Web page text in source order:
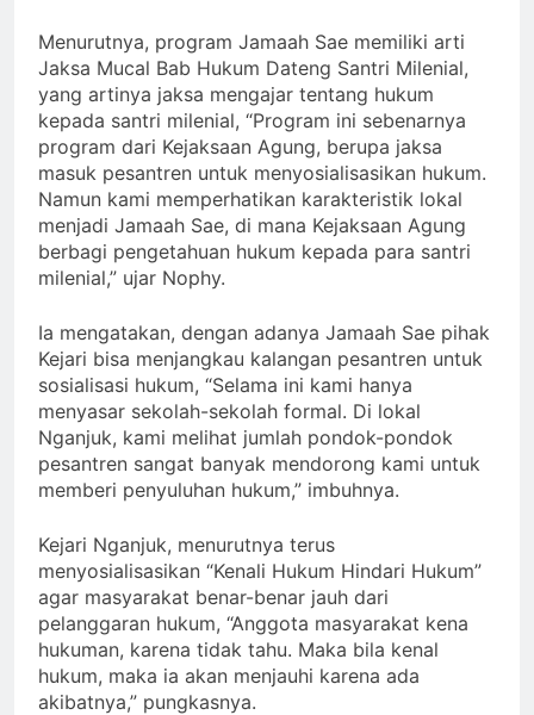
Menurutnya, program Jamaah Sae memiliki arti
Jaksa Mucal Bab Hukum Dateng Santri Milenial,
yang artinya jaksa mengajar tentang hukum
kepada santri milenial, “Program ini sebenarnya
program dari Kejaksaan Agung, berupa jaksa
masuk pesantren untuk menyosialisasikan hukum.
Namun kami memperhatikan karakteristik lokal
menjadi Jamaah Sae, di mana Kejaksaan Agung
berbagi pengetahuan hukum kepada para santri
milenial,” ujar Nophy.
Ia mengatakan, dengan adanya Jamaah Sae pihak
Kejari bisa menjangkau kalangan pesantren untuk
sosialisasi hukum, “Selama ini kami hanya
menyasar sekolah-sekolah formal. Di lokal
Nganjuk, kami melihat jumlah pondok-pondok
pesantren sangat banyak mendorong kami untuk
memberi penyuluhan hukum,” imbuhnya.
Kejari Nganjuk, menurutnya terus
menyosialisasikan “Kenali Hukum Hindari Hukum”
agar masyarakat benar-benar jauh dari
pelanggaran hukum, “Anggota masyarakat kena
hukuman, karena tidak tahu. Maka bila kenal
hukum, maka ia akan menjauhi karena ada
akibatnya,” pungkasnya.